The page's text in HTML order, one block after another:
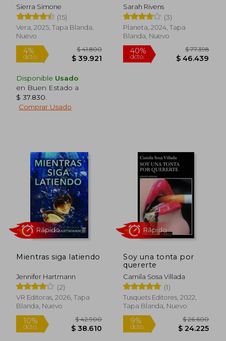
10%
dcto.
$ 54.500
$ 49.050
40%
dcto.
$
$
Sierra Simone
(15)
Vera, 2025, Tapa Blanda,
Nuevo
Rápido
Disponible Usado
en Buen Estado a
$ 37.830
Comprar Usado
Sarah Rivens
(3)
Planeta, 2024, Tapa
Blanda, Nuevo
Mientras siga latiendo
Jennifer Hartmann
(2)
VR Editoras, 2026, Tapa
Blanda, Nuevo
Soy una tonta por
quererte
Camila Sosa Villada
(1)
Tusquets Editores, 2022,
Tapa Blanda, Nuevo